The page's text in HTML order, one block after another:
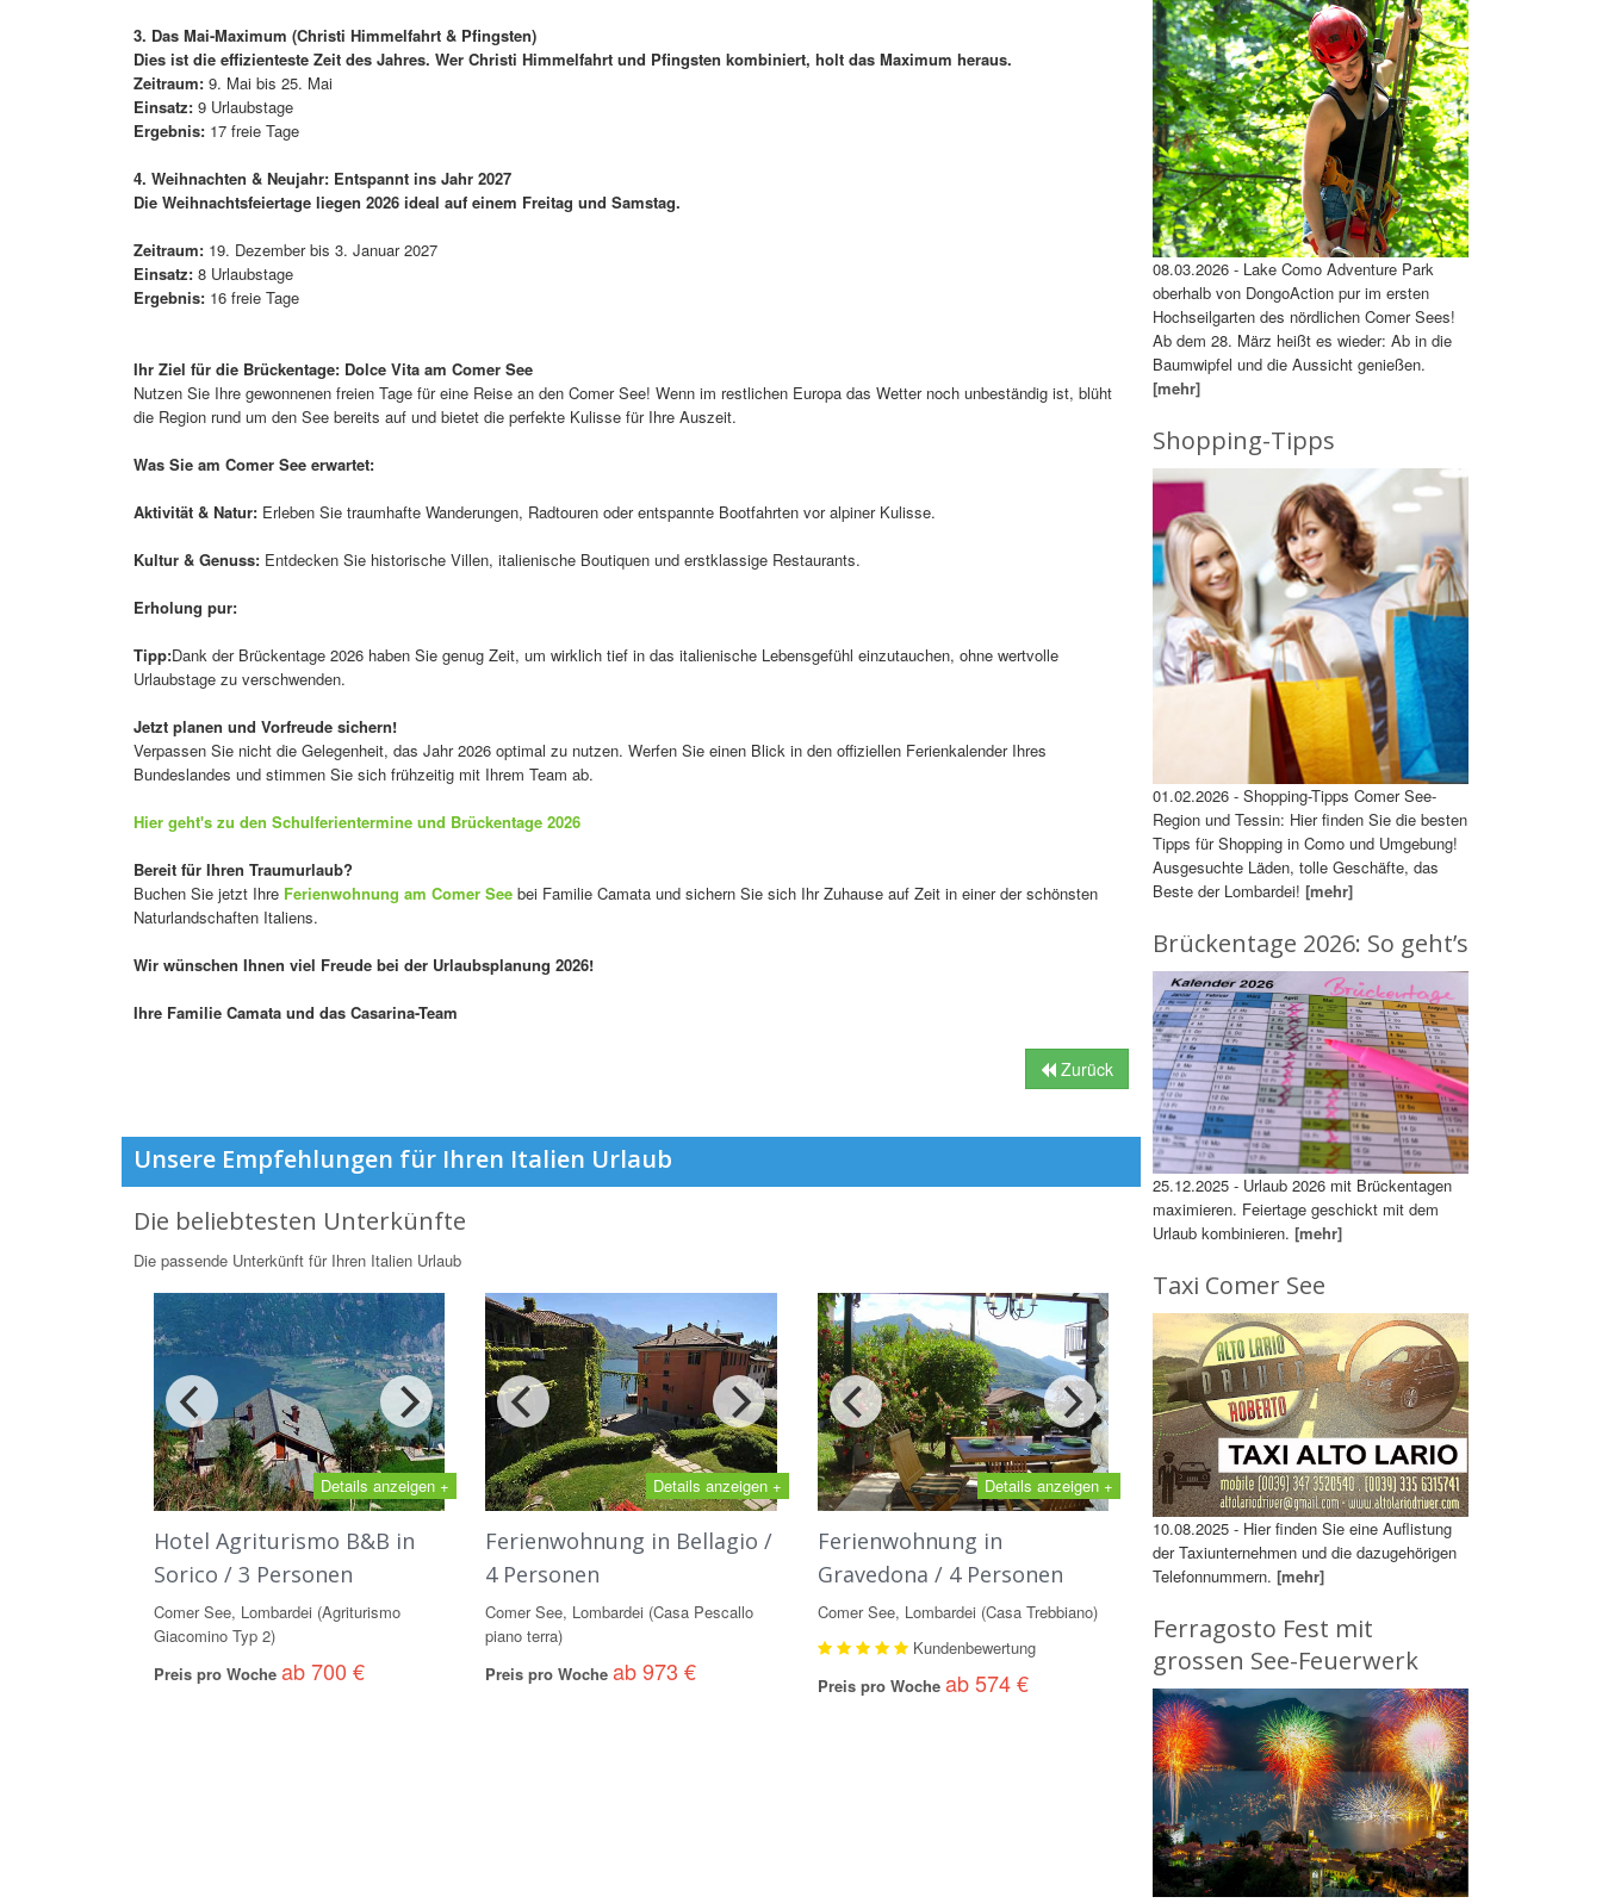
3. Das Mai-Maximum (Christi Himmelfahrt & Pfingsten)
Dies ist die effizienteste Zeit des Jahres. Wer Christi Himmelfahrt und Pfingsten kombiniert, holt das Maximum heraus.
Zeitraum: 9. Mai bis 25. Mai
Einsatz: 9 Urlaubstage
Ergebnis: 17 freie Tage
4. Weihnachten & Neujahr: Entspannt ins Jahr 2027
Die Weihnachtsfeiertage liegen 2026 ideal auf einem Freitag und Samstag.
Zeitraum: 19. Dezember bis 3. Januar 2027
Einsatz: 8 Urlaubstage
Ergebnis: 16 freie Tage
Ihr Ziel für die Brückentage: Dolce Vita am Comer See
Nutzen Sie Ihre gewonnenen freien Tage für eine Reise an den Comer See! Wenn im restlichen Europa das Wetter noch unbeständig ist, blüht
die Region rund um den See bereits auf und bietet die perfekte Kulisse für Ihre Auszeit.
Was Sie am Comer See erwartet:
Aktivität & Natur: Erleben Sie traumhafte Wanderungen, Radtouren oder entspannte Bootfahrten vor alpiner Kulisse.
Kultur & Genuss: Entdecken Sie historische Villen, italienische Boutiquen und erstklassige Restaurants.
Erholung pur:
Tipp:Dank der Brückentage 2026 haben Sie genug Zeit, um wirklich tief in das italienische Lebensgefühl einzutauchen, ohne wertvolle
Urlaubstage zu verschwenden.
Jetzt planen und Vorfreude sichern!
Verpassen Sie nicht die Gelegenheit, das Jahr 2026 optimal zu nutzen. Werfen Sie einen Blick in den offiziellen Ferienkalender Ihres
Bundeslandes und stimmen Sie sich frühzeitig mit Ihrem Team ab.
Hier geht's zu den Schulferientermine und Brückentage 2026
Bereit für Ihren Traumurlaub?
Buchen Sie jetzt Ihre Ferienwohnung am Comer See bei Familie Camata und sichern Sie sich Ihr Zuhause auf Zeit in einer der schönsten
Naturlandschaften Italiens.
Wir wünschen Ihnen viel Freude bei der Urlaubsplanung 2026!
Ihre Familie Camata und das Casarina-Team
Zurück
Unsere Empfehlungen für Ihren Italien Urlaub
Die beliebtesten Unterkünfte
Die passende Unterkünft für Ihren Italien Urlaub
Details anzeigen +
Hotel Agriturismo B&B in
Sorico / 3 Personen
Comer See, Lombardei (Agriturismo
Giacomino Typ 2)
Preis pro Woche ab 700 €
Details anzeigen +
Ferienwohnung in Bellagio /
4 Personen
Comer See, Lombardei (Casa Pescallo
piano terra)
Preis pro Wocheab 973 €
Details anzeigen +
Ferienwohnung in
Gravedona / 4 Personen
Comer See, Lombardei (Casa Trebbiano)
Kundenbewertung
Preis pro Woche ab 574 €
08.03.2026 - Lake Como Adventure Park
oberhalb von DongoAction pur im ersten
Hochseilgarten des nördlichen Comer Sees!
Ab dem 28. März heißt es wieder: Ab in die
Baumwipfel und die Aussicht genießen.
[mehr]
Shopping-Tipps
01.02.2026 - Shopping-Tipps Comer See-
Region und Tessin: Hier finden Sie die besten
Tipps für Shopping in Como und Umgebung!
Ausgesuchte Läden, tolle Geschäfte, das
Beste der Lombardei! [mehr]
Brückentage 2026: So geht’s
25.12.2025 - Urlaub 2026 mit Brückentagen
maximieren. Feiertage geschickt mit dem
Urlaub kombinieren. [mehr]
Taxi Comer See
10.08.2025 - Hier finden Sie eine Auflistung
der Taxiunternehmen und die dazugehörigen
Telefonnummern. [mehr]
Ferragosto Fest mit
grossen See-Feuerwerk